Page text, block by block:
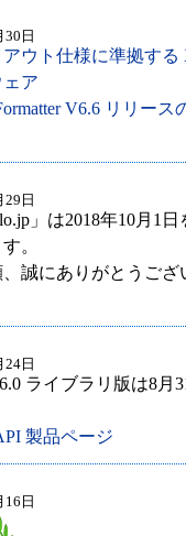
30日
ウト仕様に準拠する
ア
V6.6 リリース
29日
」は2018年10月1日
。
誠にありがとうござ
24日
ライブラリ版は8月
製品ページ
16日